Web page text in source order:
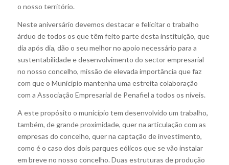
o nosso território.
Neste aniversário devemos destacar e felicitar o trabalho
árduo de todos os que têm feito parte desta instituição, que
dia após dia, dão o seu melhor no apoio necessário para a
sustentabilidade e desenvolvimento do sector empresarial
no nosso concelho, missão de elevada importância que faz
com que o Município mantenha uma estreita colaboração
com a Associação Empresarial de Penafiel a todos os níveis.
A este propósito o município tem desenvolvido um trabalho,
também, de grande proximidade, quer na articulação com as
empresas do concelho, quer na captação de investimento,
como é o caso dos dois parques eólicos que se vão instalar
em breve no nosso concelho. Duas estruturas de produção